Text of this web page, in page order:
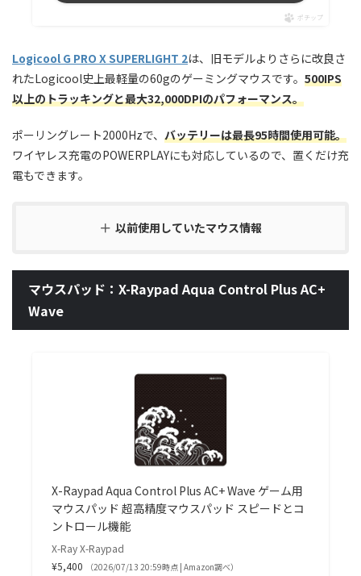
ポチップ
Logicool G PRO X SUPERLIGHT 2は、旧モデルよりさらに改良さ
れたLogicool史上最軽量の60gのゲーミングマウスです。 500IPS
以上のトラッキングと最大32,000DPIのパフォーマンス。
ポーリングレート2000Hzで、 バッテリーは最長95時間使用可能。
ワイヤレス充電のPOWERPLAYにも対応しているので、置くだけ充
電もできます。
以前使用していたマウス情報
マウスパッド：X-Raypad Aqua Control Plus AC+
Wave
X-Raypad Aqua Control Plus AC+ Wave ゲーム用
マウスパッド 超高精度マウスパッド スピードとコ
ントロール機能
X-Ray X-Raypad
¥5,400
（2026/07/13 20:59時点 | Amazon調べ）